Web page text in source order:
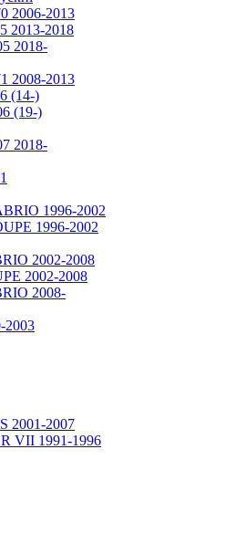
2006-2013
2013-2018
2018-
2008-2013
(14-)
(19-)
2018-
1996-2002
1996-2002
2002-2008
2002-2008
2008-
2003
2001-2007
VII 1991-1996